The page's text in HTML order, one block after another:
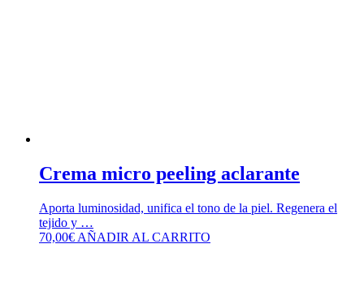
Crema micro peeling aclarante
Aporta luminosidad, unifica el tono de la piel. Regenera el
tejido y …
70,00€ AÑADIR AL CARRITO